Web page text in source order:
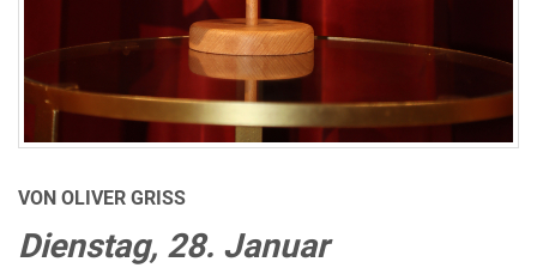
VON OLIVER GRISS
Dienstag, 28. Januar